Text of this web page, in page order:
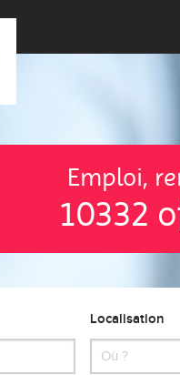
Emploi,
10332
Localisation